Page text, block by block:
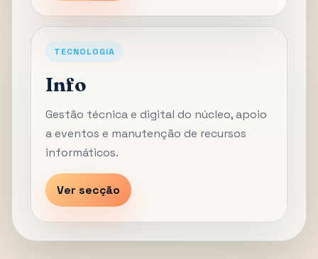
TECNOLOGIA
Info
Gestão técnica e digital do núcleo, apoio
a eventos e manutenção de recursos
informáticos.
Ver secção